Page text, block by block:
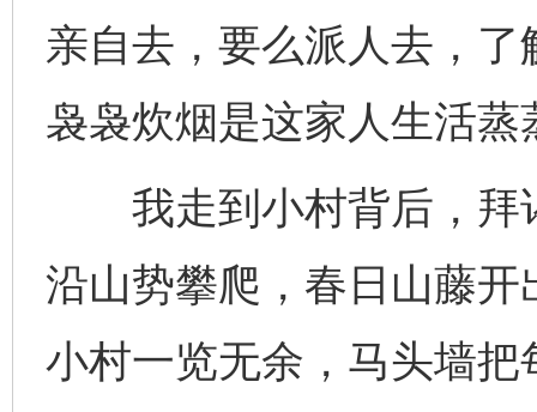
亲自去，要么派人去，
袅袅炊烟是这家人生活
我走到小村背后，拜
沿山势攀爬，春日山藤
小村一览无余，马头墙